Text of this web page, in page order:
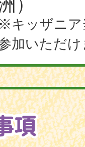
）
※キッザニア
加いただ